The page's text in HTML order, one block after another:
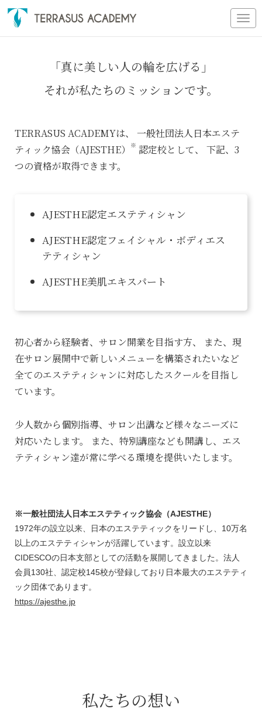
「真に美しい人の輪を広げる」
それが私たちのミッションです。
TERRASUS ACADEMYは、 一般社団法人日本エステ
ティック協会（AJESTHE）
※ 認定校として、 下記、3
つの資格が取得できます。
AJESTHE認定エステティシャン
AJESTHE認定フェイシャル・ボディエス
テティシャン
AJESTHE美肌エキスパート
初心者から経験者、サロン開業を目指す方、 また、現
在サロン展開中で新しいメニューを構築されたいなど
全てのエステティシャンに対応したスクールを目指し
ています。
少人数から個別指導、サロン出講など様々なニーズに
対応いたします。 また、特別講座なども開講し、エス
テティシャン達が常に学べる環境を提供いたします。
※一般社団法人日本エステティック協会（AJESTHE）
1972年の設立以来、日本のエステティックをリードし、10万名
以上のエステティシャンが活躍しています。設立以来
CIDESCOの日本支部としての活動を展開してきました。法人
会員130社、認定校145校が登録しており日本最大のエステティ
ック団体であります。
https://ajesthe.jp
私たちの想い